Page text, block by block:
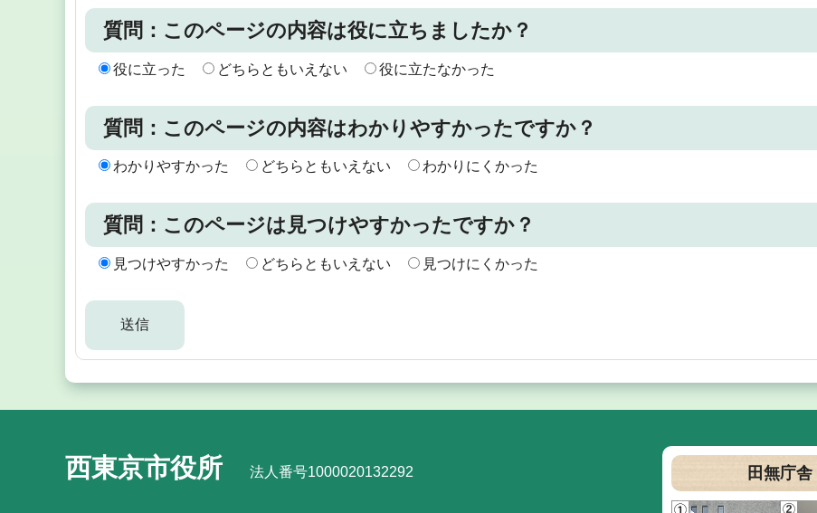
質問：このページの内容は役に立ちましたか？
役に立った どちらともいえない 役に立たなかった
質問：このページの内容はわかりやすかったですか？
わかりやすかった どちらともいえない わかりにくかった
質問：このページは見つけやすかったですか？
見つけやすかった どちらともいえない 見つけにくかった
西東京市役所 法人番号1000020132292 田無庁舎